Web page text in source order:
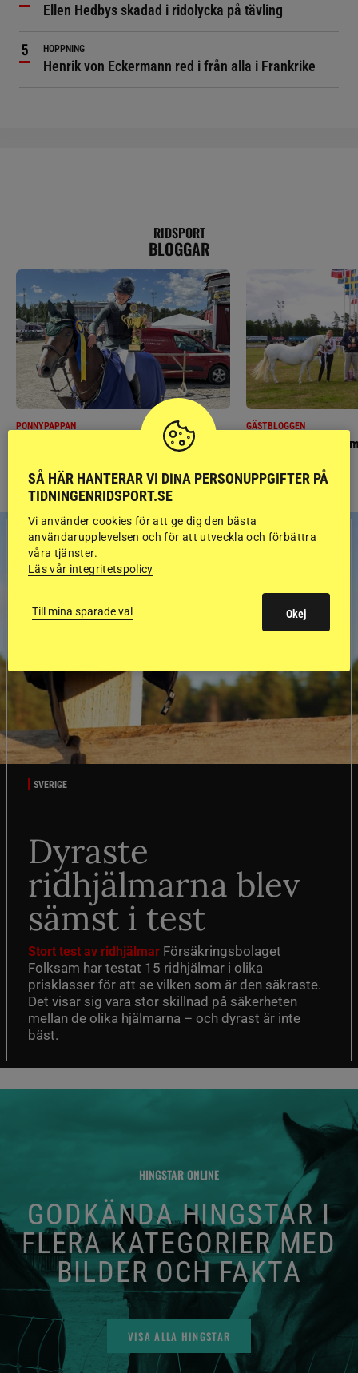
Ellen Hedbys skadad i ridolycka på tävling
HOPPNING
Henrik von Eckermann red i från alla i Frankrike
RIDSPORT
BLOGGAR
PONNYPAPPAN
Ponnypappan: Kärlek från första gnägget
GÄSTBLOGGEN
Finaldag med
SVERIGE
Dyraste
ridhjälmarna blev
sämst i test
Stort test av ridhjälmar Försäkringsbolaget
Folksam har testat 15 ridhjälmar i olika
prisklasser för att se vilken som är den säkraste.
Det visar sig vara stor skillnad på säkerheten
mellan de olika hjälmarna – och dyrast är inte
bäst.
HINGSTAR ONLINE
GODKÄNDA HINGSTAR I
FLERA KATEGORIER MED
BILDER OCH FAKTA
VISA ALLA HINGSTAR
SÅ HÄR HANTERAR VI DINA PERSONUPPGIFTER PÅ
TIDNINGENRIDSPORT.SE
Vi använder cookies för att ge dig den bästa
användarupplevelsen och för att utveckla och förbättra
våra tjänster.
Läs vår integritetspolicy
Till mina sparade val Okej